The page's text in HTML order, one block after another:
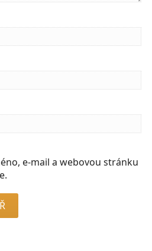
e-mail a webovou stránku